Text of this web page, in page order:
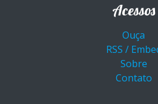
Acessos
Ouça
RSS /
Sobre
Contato